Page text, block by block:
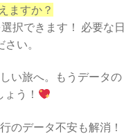
ますか？
択できます！ 必要な日
い。
い旅へ。もうデータの
う！
のデータ不安も解消！